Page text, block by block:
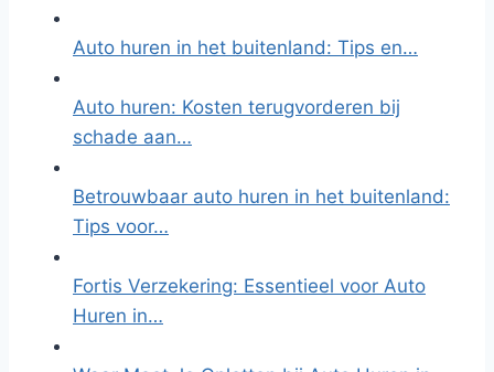
Auto huren in het buitenland: Tips en…
Auto huren: Kosten terugvorderen bij
schade aan…
Betrouwbaar auto huren in het buitenland:
Tips voor…
Fortis Verzekering: Essentieel voor Auto
Huren in…